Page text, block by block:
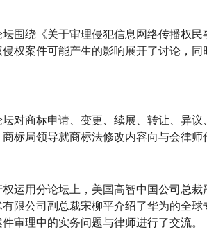
绕《关于审理侵犯信息网络传播权民
侵权案件可能产生的影响展开了讨论，
商标申请、变更、续展、转让、异议
标局领导就商标法修改内容向与会律师
用分论坛上，美国高智中国公司总裁
有限公司副总裁宋柳平介绍了华为的全
审理中的实务问题与律师进行了交流。